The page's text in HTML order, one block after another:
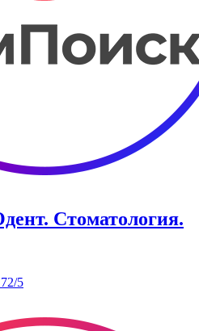
Стоматология.
5